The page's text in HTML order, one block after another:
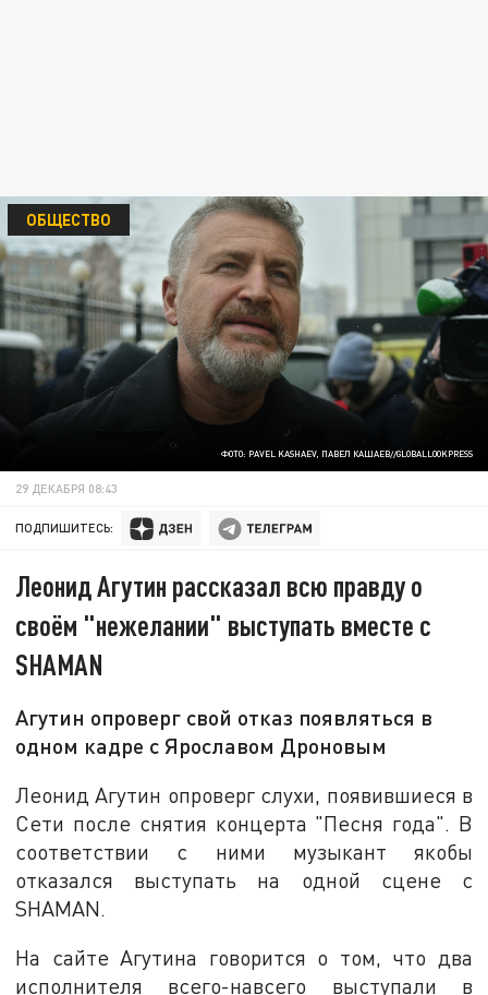
ФОТО: PAVEL KASHAEV, ПАВЕЛ КАШАЕВ//GLOBALLOOKPRESS
ОБЩЕСТВО
29 ДЕКАБРЯ 08:43
ПОДПИШИТЕСЬ:
Леонид Агутин рассказал всю правду о
своём "нежелании" выступать вместе с
SHAMAN
Агутин опроверг свой отказ появляться в
одном кадре с Ярославом Дроновым
Леонид Агутин опроверг слухи, появившиеся в
Сети после снятия концерта "Песня года". В
соответствии с ними музыкант якобы
отказался выступать на одной сцене с
SHAMAN.
На сайте Агутина говорится о том, что два
исполнителя всего-навсего выступали в